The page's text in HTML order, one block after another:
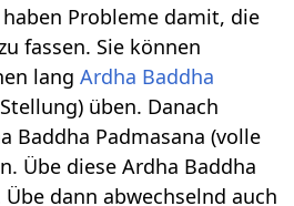
Probleme damit, die
fassen. Sie können
langArdha Baddha
üben. Danach
Baddha Padmasana (volle
Übe diese Ardha Baddha
dann abwechselnd auch